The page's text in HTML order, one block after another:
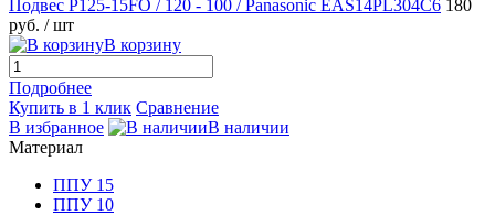
Подвес Р125-15FO / 120 - 100 / Panasonic EAS14PL304C6 180
руб. / шт
В корзину
Подробнее
Купить в 1 клик Сравнение
В избранное
В наличии
Материал
ППУ 15
ППУ 10